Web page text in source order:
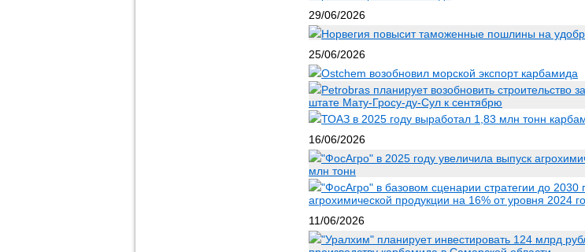
29/06/2026
Норвегия повысит таможенные пошлины на
25/06/2026
Ostchem возобновил морской экспорт карбамида
Petrobras планирует возобновить строительство
штате Мату-Гросу-ду-Сул к сентябрю
ТОАЗ в 2025 году выработал 1,83 млн тонн
16/06/2026
"ФосАгро" в 2025 году увеличила выпуск
млн тонн
"ФосАгро" в базовом сценарии стратегии до 2030
агрохимической продукции на 16% от уровня 2024
11/06/2026
"Уралхим" планирует инвестировать 124 млрд